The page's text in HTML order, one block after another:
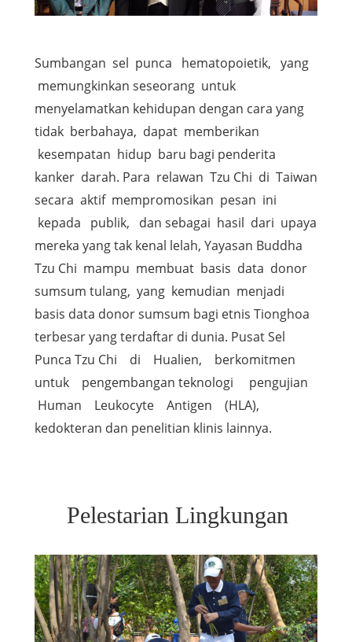
Sumbangan sel punca hematopoietik, yang
memungkinkan seseorang untuk
menyelamatkan kehidupan dengan cara yang
tidak berbahaya, dapat memberikan
kesempatan hidup baru bagi penderita
kanker darah. Para relawan Tzu Chi di Taiwan
secara aktif mempromosikan pesan ini
kepada publik, dan sebagai hasil dari upaya
mereka yang tak kenal lelah, Yayasan Buddha
Tzu Chi mampu membuat basis data donor
sumsum tulang, yang kemudian menjadi
basis data donor sumsum bagi etnis Tionghoa
terbesar yang terdaftar di dunia. Pusat Sel
Punca Tzu Chi di Hualien, berkomitmen
untuk pengembangan teknologi pengujian
Human Leukocyte Antigen (HLA),
kedokteran dan penelitian klinis lainnya.
Pelestarian Lingkungan